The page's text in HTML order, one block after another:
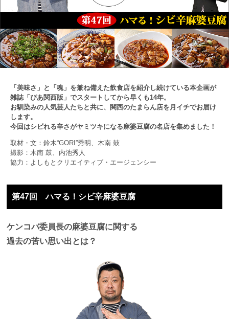
「美味さ」と「魂」を兼ね備えた飲食店を紹介し続けている本企画が
雑誌「ぴあ関西版」でスタートしてから早くも14年。
お馴染みの人気芸人たちと共に、関西のたまらん店を月イチでお届け
します。
今回はシビれる辛さがヤミツキになる麻婆豆腐の名店を集めました！
取材・文：鈴木“GORI”秀明、木南 鼓
撮影：木南 鼓、内池秀人
協力：よしもとクリエイティブ・エージェンシー
第47回 ハマる！シビ辛麻婆豆腐
ケンコバ委員長の麻婆豆腐に関する
過去の苦い思い出とは？